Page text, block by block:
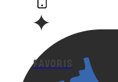
FAVORIS